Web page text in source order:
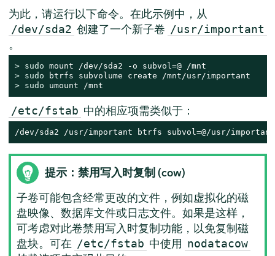
为此，请运行以下命令。在此示例中，从
/dev/sda2 创建了一个新子卷 /usr/important
。
> sudo
> sudo
> sudo umount /mnt
/etc/fstab 中的相应项需类似于：
/dev/sda2 /usr/important btrfs subvol=@/usr/
提示：禁用写入时复制 (cow)
子卷可能包含经常更改的文件，例如虚拟化的磁
盘映像、数据库文件或日志文件。如果是这样，
可考虑对此卷禁用写入时复制功能，以免复制磁
盘块。可在 /etc/fstab 中使用 nodatacow